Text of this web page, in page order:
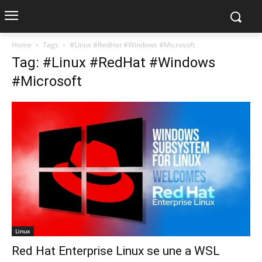
Home Tags #Linux #RedHat #Windows #Microsoft
Tag: #Linux #RedHat #Windows
#Microsoft
Linux
Red Hat Enterprise Linux se une a WSL